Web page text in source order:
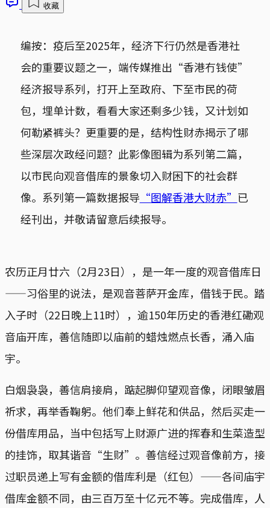
收藏
编按：疫后至2025年，经济下行仍然是香港社
会的重要议题之一，端传媒推出“香港冇钱使”
经济报导系列，打开上至政府、下至市民的荷
包，埋单计数，看看大家还剩多少钱，又计划如
何勒紧裤头？更重要的是，结构性财赤揭示了哪
些深层次政经问题？此影像图辑为系列第二篇，
以市民向观音借库的景象切入财困下的社会群
像。系列第一篇数据报导 “图解香港大财赤” 已
经刊出，并敬请留意后续报导。
农历正月廿六（2月23日），是一年一度的观音借库日
——习俗里的说法，是观音菩萨开金库，借钱于民。踏
入子时（22日晚上11时），逾150年历史的香港红磡观
音庙开库，善信随即以庙前的蜡烛燃点长香，涌入庙
宇。
白烟袅袅，善信肩接肩，踮起脚仰望观音像，闭眼皱眉
祈求，再举香鞠躬。他们奉上鲜花和供品，然后买走一
份借库用品，当中包括写上财源广进的挥春和生菜造型
的挂饰，取其谐音“生财”。善信经过观音像前方，接
过职员递上写有金额的借库利是（红包）——各间庙宇
借库金额不同，由三百万至十亿元不等。完成借库，人